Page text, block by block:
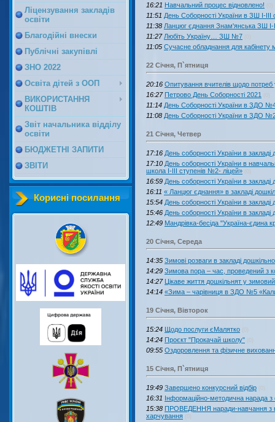
Ліцензування закладів
освіти
Благодійні внески
Публічні закупівлі
ЗНО 2022
Освіта дітей з ООП
ВИКОРИСТАННЯ
КОШТІВ
Звіт начальника відділу
освіти
БЮДЖЕТНІ ЗАПИТИ
ЗВІТИ
Корисні посилання
16:21 Навчальний процес відновлено!
11:51 День Соборності України в ЗШ І-
11:38 Ланцюг єднання Знам'янська ЗШ І-
11:27 Любіть Україну… ЗШ №7
11:05 Сучасне обладнання для кабінету
22 Січня, П`ятниця
20:16 Опитування вчителів щодо потреб у
16:27 Петрово День Соборності 2021
11:14 День Соборності України в ЗДО
11:08 День Соборності України в ЗДО
21 Січня, Четвер
17:16 День соборності України в
17:10 День соборності України в
школа I-III ступенів №2- ліцей»
16:59 День соборності України в
16:11 « Ланцюг єднання» в закладі
15:54 День соборності України в
15:46 День соборності України в
12:49 Мандрівка-бесіда "Україна-єдина
20 Січня, Середа
14:35 Зимові розваги в закладі
14:29 Зимова пора – час, проведений
14:27 Цікаве життя дошкільнят у
14:14 «Зима – чарівниця в ЗДО №5
19 Січня, Вівторок
15:24 Щодо послуги єМалятко
14:24 Проєкт "Прокачай школу"
09:55 Оздоровлення та фізичне
15 Січня, П`ятниця
19:49 Завершено конкурсний відбір
16:31 Інформаційно-методична нарада
15:38 ПРОВЕДЕННЯ наради-навчання з
харчування